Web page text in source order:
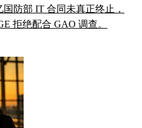
防部 IT 合同未真正终止，
拒绝配合 GAO 调查。